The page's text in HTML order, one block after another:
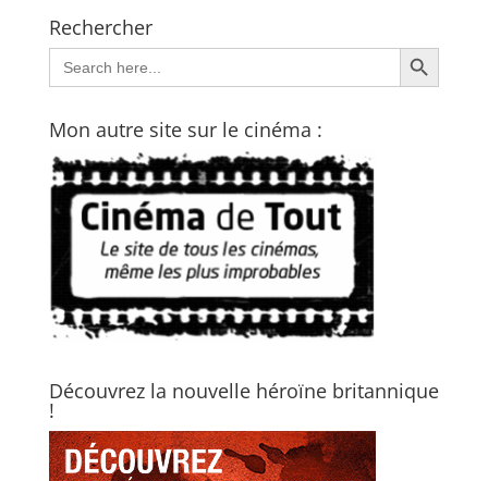
Rechercher
Search
for:
Search Button
Mon autre site sur le cinéma :
Découvrez la nouvelle héroïne britannique
!